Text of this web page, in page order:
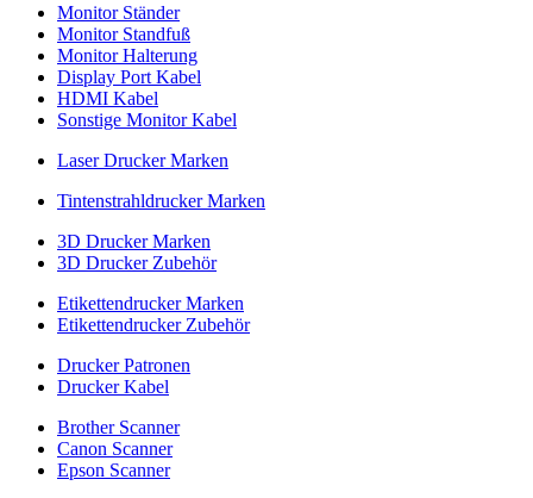
Monitor Ständer
Monitor Standfuß
Monitor Halterung
Display Port Kabel
HDMI Kabel
Sonstige Monitor Kabel
Laser Drucker Marken
Tintenstrahldrucker Marken
3D Drucker Marken
3D Drucker Zubehör
Etikettendrucker Marken
Etikettendrucker Zubehör
Drucker Patronen
Drucker Kabel
Brother Scanner
Canon Scanner
Epson Scanner